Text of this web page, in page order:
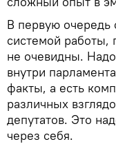
В первую очередь
системой работы,
не очевидны.
внутри
факты, а есть
различных
депутатов. Это
через себя.